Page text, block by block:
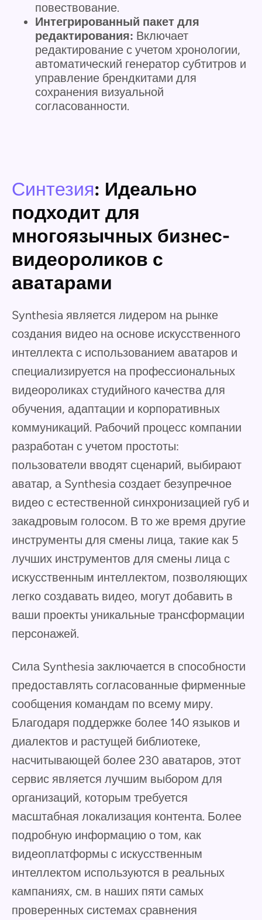
повествование.
Интегрированный пакет для
редактирования: Включает
редактирование с учетом хронологии,
автоматический генератор субтитров и
управление брендкитами для
сохранения визуальной
согласованности.
Синтезия: Идеально
подходит для
многоязычных бизнес-
видеороликов с
аватарами
Synthesia является лидером на рынке
создания видео на основе искусственного
интеллекта с использованием аватаров и
специализируется на профессиональных
видеороликах студийного качества для
обучения, адаптации и корпоративных
коммуникаций. Рабочий процесс компании
разработан с учетом простоты:
пользователи вводят сценарий, выбирают
аватар, а Synthesia создает безупречное
видео с естественной синхронизацией губ и
закадровым голосом. В то же время другие
инструменты для смены лица, такие как 5
лучших инструментов для смены лица с
искусственным интеллектом, позволяющих
легко создавать видео, могут добавить в
ваши проекты уникальные трансформации
персонажей.
Сила Synthesia заключается в способности
предоставлять согласованные фирменные
сообщения командам по всему миру.
Благодаря поддержке более 140 языков и
диалектов и растущей библиотеке,
насчитывающей более 230 аватаров, этот
сервис является лучшим выбором для
организаций, которым требуется
масштабная локализация контента. Более
подробную информацию о том, как
видеоплатформы с искусственным
интеллектом используются в реальных
кампаниях, см. в наших пяти самых
проверенных системах сравнения